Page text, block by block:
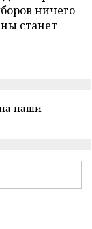
ничего
станет
наши